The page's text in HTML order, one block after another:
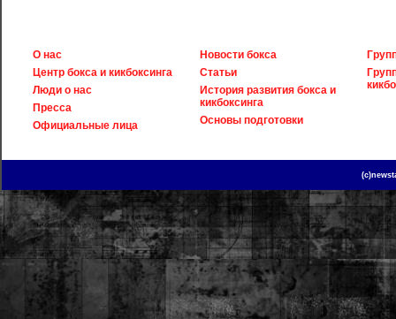
О нас
Центр бокса и кикбоксинга
Люди о нас
Пресса
Официальные лица
Новости бокса
Статьи
История развития бокса и
кикбоксинга
Основы подготовки